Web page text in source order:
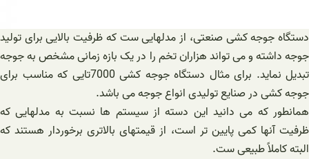
دستگاه جوجه کشی صنعتی، از مدلهایی ست که ظرفیت بالایی برای تولید
جوجه داشته و می تواند هزاران تخم را در یک بازه زمانی مشخص به جوجه
تبدیل نماید. برای مثال دستگاه جوجه کشی 7000تایی که مناسب برای
جوجه کشی در صنایع تولیدی انواع جوجه می باشد.
همانطور که می دانید این دسته از سیستم ها نسبت به مدلهایی که
ظرفیت آنها کمی پایین تر است، از قیمتهای بالاتری برخوردار هستند که
البته کاملاً طبیعی ست.